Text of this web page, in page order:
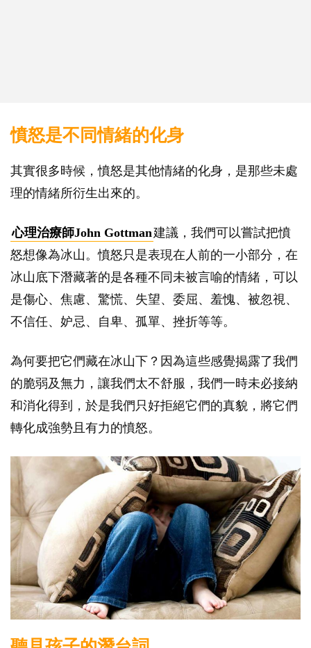
憤怒是不同情緒的化身
其實很多時候，憤怒是其他情緒的化身，是那些未處
理的情緒所衍生出來的。
心理治療師John Gottman建議，我們可以嘗試把憤
怒想像為冰山。憤怒只是表現在人前的一小部分，在
冰山底下潛藏著的是各種不同未被言喻的情緒，可以
是傷心、焦慮、驚慌、失望、委屈、羞愧、被忽視、
不信任、妒忌、自卑、孤單、挫折等等。
為何要把它們藏在冰山下？因為這些感覺揭露了我們
的脆弱及無力，讓我們太不舒服，我們一時未必接納
和消化得到，於是我們只好拒絕它們的真貌，將它們
轉化成強勢且有力的憤怒。